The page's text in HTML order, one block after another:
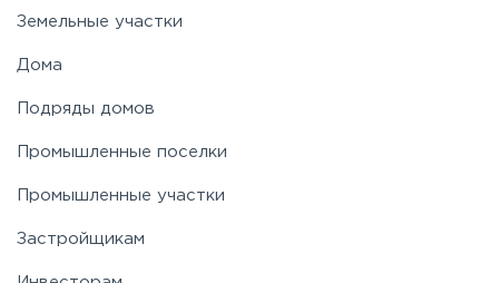
Земельные участки
Дома
Подряды домов
Промышленные поселки
Промышленные участки
Застройщикам